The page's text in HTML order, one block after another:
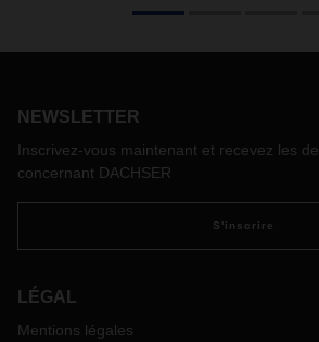
NEWSLETTER
Inscrivez-vous maintenant et recevez les
concernant DACHSER
S'inscrire
LÉGAL
Mentions légales